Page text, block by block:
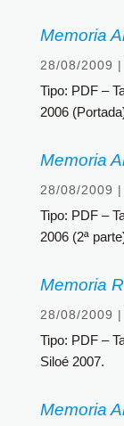
Memoria
28/08/2009 |
Tipo: PDF –
2006
Memoria
28/08/2009 |
Tipo: PDF –
2006 (2ª
Memoria
28/08/2009 |
Tipo: PDF –
Siloé 2007.
Memoria